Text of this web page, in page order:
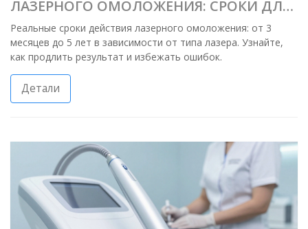
ЛАЗЕРНОГО ОМОЛОЖЕНИЯ: СРОКИ ДЛЯ
РАЗНЫХ ТИПОВ ПРОЦЕДУР
Реальные сроки действия лазерного омоложения: от 3
месяцев до 5 лет в зависимости от типа лазера. Узнайте,
как продлить результат и избежать ошибок.
Детали